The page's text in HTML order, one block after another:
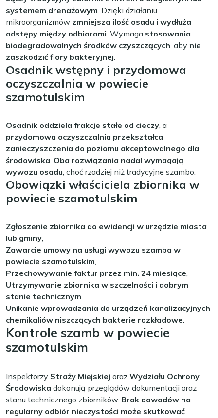
systemem drenażowym. Dzięki działaniu
mikroorganizmów zmniejsza ilość osadu i wydłuża
odstępy między odbiorami. Wymaga stosowania
biodegradowalnych środków czyszczących, aby nie
zaszkodzić flory bakteryjnej.
Osadnik wstępny i przydomowa
oczyszczalnia w powiecie
szamotulskim
Osadnik oddziela frakcje stałe od cieczy, a
przydomowa oczyszczalnia przekształca
zanieczyszczenia do poziomu akceptowalnego dla
środowiska. Oba rozwiązania nadal wymagają
wywozu osadu, choć rzadziej niż tradycyjne szambo.
Obowiązki właściciela zbiornika w
powiecie szamotulskim
Zgłoszenie zbiornika do ewidencji w urzędzie miasta
lub gminy,
Zawarcie umowy na usługi wywozu szamba w
powiecie szamotulskim,
Przechowywanie faktur przez min. 24 miesiące,
Utrzymywanie zbiornika w szczelności i dobrym
stanie technicznym,
Unikanie wprowadzania do urządzeń kanalizacyjnych
chemikaliów niszczących bakterie rozkładowe.
Kontrole szamb w powiecie
szamotulskim
Inspektorzy Straży Miejskiej oraz Wydziału Ochrony
Środowiska dokonują przeglądów dokumentacji oraz
stanu technicznego zbiorników. Brak dowodów na
regularny odbiór nieczystości może skutkować